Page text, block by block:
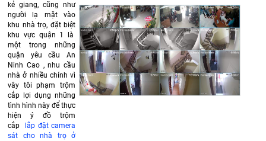
kẻ giang, cũng như
người lạ mặt vào
khu nhà trọ, đặt biệt
khu vực quận 1 là
một trong những
quận yêu cầu An
Ninh Cao , nhu cầu
nhà ở nhiều chính vì
vây tôi phạm trộm
cắp lợi dụng những
tình hình này để thực
hiện ý đồ trộm
cắp
lắp đặt camera
sát cho nhà trọ ở